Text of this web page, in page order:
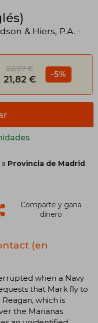
& Hiers, P.A. ·
22,97 €
21,82 € -5%
a Provincia de Madrid .
Comparte y gana
dinero
(en
when a Navy
that Mark fly to
which is
the Marianas